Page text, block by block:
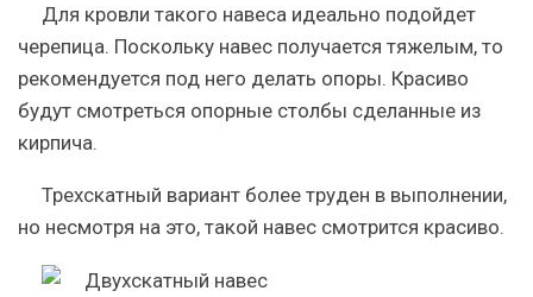
Для кровли такого навеса идеально подойдет
черепица. Поскольку навес получается тяжелым, то
рекомендуется под него делать опоры. Красиво
будут смотреться опорные столбы сделанные из
кирпича.
Трехскатный вариант более труден в выполнении,
но несмотря на это, такой навес смотрится красиво.